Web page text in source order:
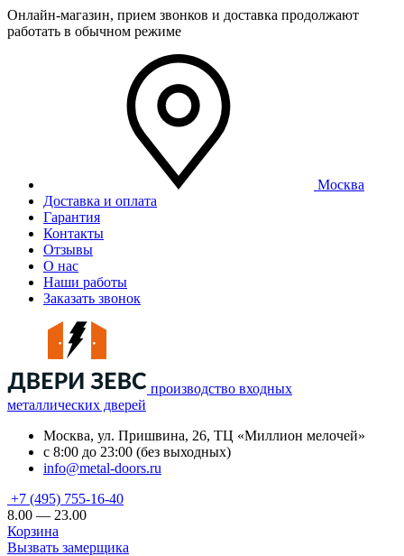
Онлайн-магазин, прием звонков и доставка продолжают
работать в обычном режиме
Москва
Доставка и оплата
Гарантия
Контакты
Отзывы
О нас
Наши работы
Заказать звонок
производство входных
металлических дверей
Москва, ул. Пришвина, 26, ТЦ «Миллион мелочей»
с 8:00 до 23:00 (без выходных)
info@metal-doors.ru
+7 (495) 755-16-40
8.00 — 23.00
Корзина
Вызвать замерщика